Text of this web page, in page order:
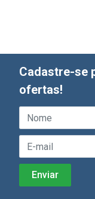
Cadastre-se
ofertas!